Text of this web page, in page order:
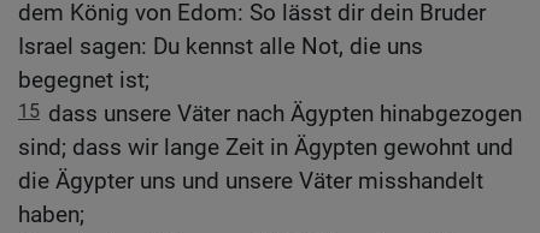
dem König von Edom: So lässt dir dein Bruder
Israel sagen: Du kennst alle Not, die uns
begegnet ist;
15 dass unsere Väter nach Ägypten hinabgezogen
sind; dass wir lange Zeit in Ägypten gewohnt und
die Ägypter uns und unsere Väter misshandelt
haben;